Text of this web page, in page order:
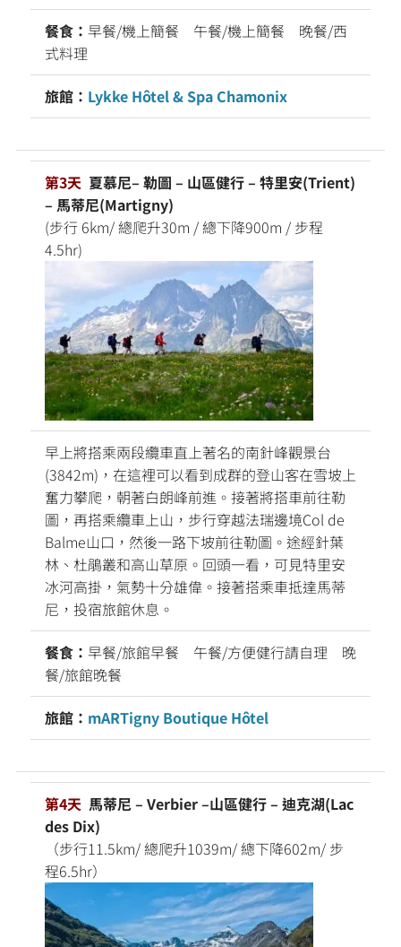
餐食： 早餐/機上簡餐 午餐/機上簡餐 晚餐/西
式料理
旅館： Lykke Hôtel & Spa Chamonix
第3天 夏慕尼– 勒圖 – 山區健行 – 特里安(Trient)
– 馬蒂尼(Martigny)
(步行 6km/ 總爬升30m / 總下降900m / 步程
4.5hr)
早上將搭乘兩段纜車直上著名的南針峰觀景台
(3842m)，在這裡可以看到成群的登山客在雪坡上
奮力攀爬，朝著白朗峰前進。接著將搭車前往勒
圖，再搭乘纜車上山，步行穿越法瑞邊境Col de
Balme山口，然後一路下坡前往勒圖。途經針葉
林、杜鵑叢和高山草原。回頭一看，可見特里安
冰河高掛，氣勢十分雄偉。接著搭乘車抵達馬蒂
尼，投宿旅館休息。
餐食： 早餐/旅館早餐 午餐/方便健行請自理 晚
餐/旅館晚餐
旅館： mARTigny Boutique Hôtel
第4天 馬蒂尼 – Verbier –山區健行 – 迪克湖(Lac
des Dix)
（步行11.5km/ 總爬升1039m/ 總下降602m/ 步
程6.5hr）